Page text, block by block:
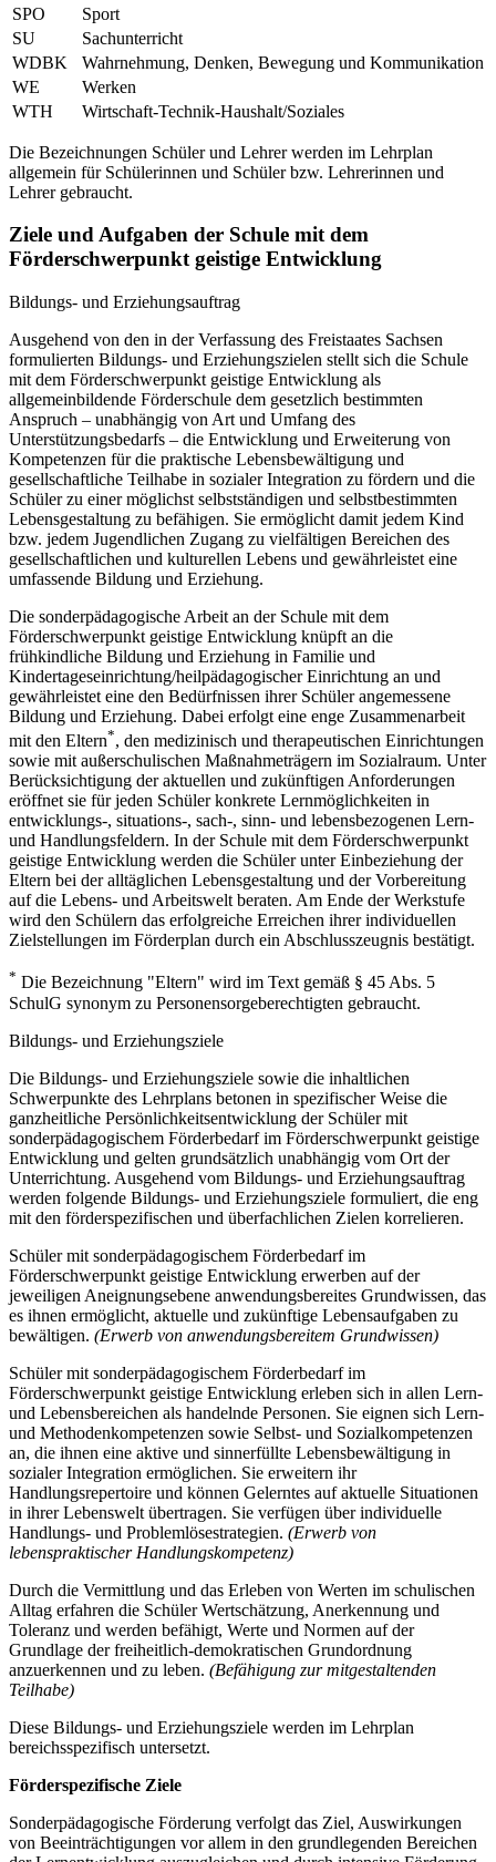
SPO
Sport
SU
Sachunterricht
WDBK
Wahrnehmung, Denken, Bewegung und Kommunikation
WE
Werken
WTH
Wirtschaft-Technik-Haushalt/Soziales
Die Bezeichnungen Schüler und Lehrer werden im Lehrplan
allgemein für Schülerinnen und Schüler bzw. Lehrerinnen und
Lehrer gebraucht.
Ziele und Aufgaben der Schule mit dem
Förderschwerpunkt geistige Entwicklung
Bildungs- und Erziehungsauftrag
Ausgehend von den in der Verfassung des Freistaates Sachsen
formulierten Bildungs- und Erziehungszielen stellt sich die Schule
mit dem Förderschwerpunkt geistige Entwicklung als
allgemeinbildende Förderschule dem gesetzlich bestimmten
Anspruch – unabhängig von Art und Umfang des
Unterstützungsbedarfs – die Entwicklung und Erweiterung von
Kompetenzen für die praktische Lebensbewältigung und
gesellschaftliche Teilhabe in sozialer Integration zu fördern und die
Schüler zu einer möglichst selbstständigen und selbstbestimmten
Lebensgestaltung zu befähigen. Sie ermöglicht damit jedem Kind
bzw. jedem Jugendlichen Zugang zu vielfältigen Bereichen des
gesellschaftlichen und kulturellen Lebens und gewährleistet eine
umfassende Bildung und Erziehung.
Die sonderpädagogische Arbeit an der Schule mit dem
Förderschwerpunkt geistige Entwicklung knüpft an die
frühkindliche Bildung und Erziehung in Familie und
Kindertageseinrichtung/heilpädagogischer Einrichtung an und
gewährleistet eine den Bedürfnissen ihrer Schüler angemessene
Bildung und Erziehung. Dabei erfolgt eine enge Zusammenarbeit
mit den Eltern*, den medizinisch und therapeutischen Einrichtungen
sowie mit außerschulischen Maßnahmeträgern im Sozialraum. Unter
Berücksichtigung der aktuellen und zukünftigen Anforderungen
eröffnet sie für jeden Schüler konkrete Lernmöglichkeiten in
entwicklungs-, situations-, sach-, sinn- und lebensbezogenen Lern-
und Handlungsfeldern. In der Schule mit dem Förderschwerpunkt
geistige Entwicklung werden die Schüler unter Einbeziehung der
Eltern bei der alltäglichen Lebensgestaltung und der Vorbereitung
auf die Lebens- und Arbeitswelt beraten. Am Ende der Werkstufe
wird den Schülern das erfolgreiche Erreichen ihrer individuellen
Zielstellungen im Förderplan durch ein Abschlusszeugnis bestätigt.
* Die Bezeichnung "Eltern" wird im Text gemäß § 45 Abs. 5
SchulG synonym zu Personensorgeberechtigten gebraucht.
Bildungs- und Erziehungsziele
Die Bildungs- und Erziehungsziele sowie die inhaltlichen
Schwerpunkte des Lehrplans betonen in spezifischer Weise die
ganzheitliche Persönlichkeitsentwicklung der Schüler mit
sonderpädagogischem Förderbedarf im Förderschwerpunkt geistige
Entwicklung und gelten grundsätzlich unabhängig vom Ort der
Unterrichtung. Ausgehend vom Bildungs- und Erziehungsauftrag
werden folgende Bildungs- und Erziehungsziele formuliert, die eng
mit den förderspezifischen und überfachlichen Zielen korrelieren.
Schüler mit sonderpädagogischem Förderbedarf im
Förderschwerpunkt geistige Entwicklung erwerben auf der
jeweiligen Aneignungsebene anwendungsbereites Grundwissen, das
es ihnen ermöglicht, aktuelle und zukünftige Lebensaufgaben zu
bewältigen. (Erwerb von anwendungsbereitem Grundwissen)
Schüler mit sonderpädagogischem Förderbedarf im
Förderschwerpunkt geistige Entwicklung erleben sich in allen Lern-
und Lebensbereichen als handelnde Personen. Sie eignen sich Lern-
und Methodenkompetenzen sowie Selbst- und Sozialkompetenzen
an, die ihnen eine aktive und sinnerfüllte Lebensbewältigung in
sozialer Integration ermöglichen. Sie erweitern ihr
Handlungsrepertoire und können Gelerntes auf aktuelle Situationen
in ihrer Lebenswelt übertragen. Sie verfügen über individuelle
Handlungs- und Problemlösestrategien. (Erwerb von
lebenspraktischer Handlungskompetenz)
Durch die Vermittlung und das Erleben von Werten im schulischen
Alltag erfahren die Schüler Wertschätzung, Anerkennung und
Toleranz und werden befähigt, Werte und Normen auf der
Grundlage der freiheitlich-demokratischen Grundordnung
anzuerkennen und zu leben. (Befähigung zur mitgestaltenden
Teilhabe)
Diese Bildungs- und Erziehungsziele werden im Lehrplan
bereichsspezifisch untersetzt.
Förderspezifische Ziele
Sonderpädagogische Förderung verfolgt das Ziel, Auswirkungen
von Beeinträchtigungen vor allem in den grundlegenden Bereichen